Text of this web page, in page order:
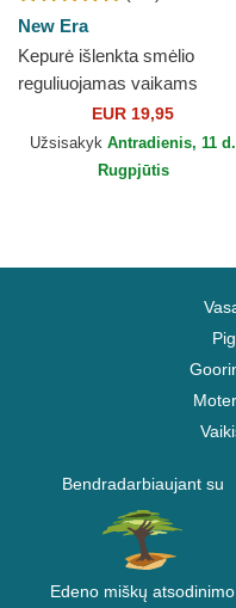
New Era
Kepurė išlenkta smėlio
reguliuojamas vaikams
9FORTY League Essential
New York Yankees MLB
EUR 19,95
Užsisakyk Antradienis, 11 d.
Rugpjūtis
Bendradarbiaujant su
Edeno miškų atsodinimo